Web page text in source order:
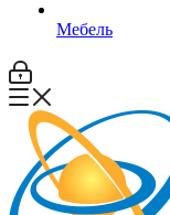
Мебель